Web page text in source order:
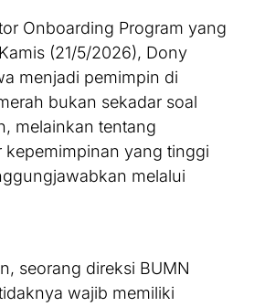
Onboarding Program yang
(21/5/2026), Dony
menjadi pemimpin di
bukan sekadar soal
melainkan tentang
kepemimpinan yang tinggi
melalui
seorang direksi BUMN
wajib memiliki